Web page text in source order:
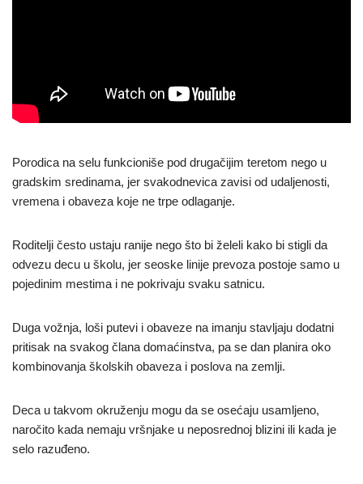
Porodica na selu funkcioniše pod drugačijim teretom nego u
gradskim sredinama, jer svakodnevica zavisi od udaljenosti,
vremena i obaveza koje ne trpe odlaganje.
Roditelji često ustaju ranije nego što bi želeli kako bi stigli da
odvezu decu u školu, jer seoske linije prevoza postoje samo u
pojedinim mestima i ne pokrivaju svaku satnicu.
Duga vožnja, loši putevi i obaveze na imanju stavljaju dodatni
pritisak na svakog člana domaćinstva, pa se dan planira oko
kombinovanja školskih obaveza i poslova na zemlji.
Deca u takvom okruženju mogu da se osećaju usamljeno,
naročito kada nemaju vršnjake u neposrednoj blizini ili kada je
selo razuđeno.